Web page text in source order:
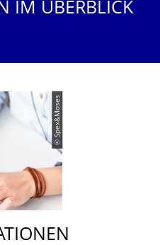
IM ÜBERBLICK
© Spex&Moses